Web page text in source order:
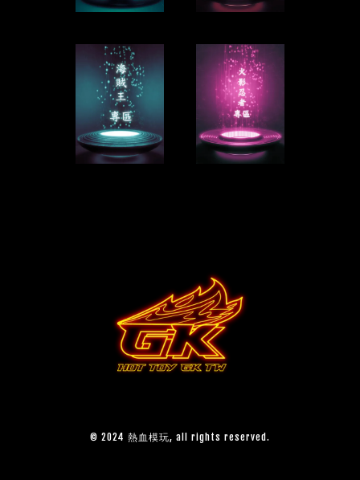
© 2024 熱血模玩, all rights reserved.